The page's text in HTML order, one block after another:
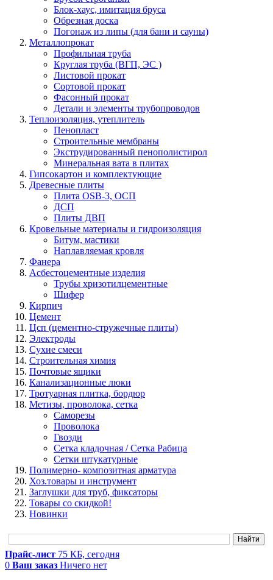
Блок-хаус, имитация бруса
Обрезная доска
Погонаж из липы (для бани и сауны)
Металлопрокат
Профильная труба
Круглая труба (ВГП, ЭС )
Листовой прокат
Сортовой прокат
Фасонный прокат
Детали и элементы трубопроводов
Теплоизоляция, утеплитель
Пенопласт
Строительные мембраны
Экструдированный пенополистирол
Минеральная вата в плитах
Гипсокартон и комплектующие
Древесные плиты
Плита OSB-3, ОСП
ДСП
Плиты ДВП
Кровельные материалы и гидроизоляция
Битум, мастики
Наплавляемая кровля
Фанера
Асбестоцементные изделия
Трубы хризотилцементные
Шифер
Кирпич
Цемент
Цсп (цементно-стружечные плиты)
Электроды
Сухие смеси
Строительная химия
Почтовые ящики
Канализационные люки
Тротуарная плитка, бордюр
Метизы, проволока, сетка
Саморезы
Проволока
Гвозди
Сетка кладочная / Сетка Рабица
Сетки штукатурные
Полимерно- композитная арматура
Хоз.товары и инструмент
Заглушки для труб, фиксаторы
Товары со скидкой!
Новинки
Прайс-лист 75 КБ, сегодня
0 Ваш заказ Ничего нет